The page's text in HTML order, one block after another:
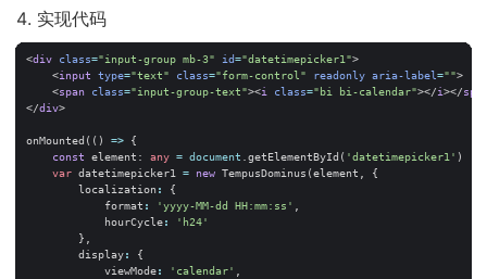
实现代码
<div class="input-group mb-3" id="datetimepicker1">
<input type="text" class="form-control" readonly aria-label="">
<span class="input-group-text"><i class="bi bi-calendar"></i></
</div>
onMounted (() =>
{
const
element : any = document getElementById ( 'datetimepicker1' )
var datetimepicker1 = new TempusDominus (element
{
localization :
{
format : 'yyyy-MM-dd HH:mm:ss'
hourCycle:
'h24'
},
display:
{
viewMode: 'calendar'